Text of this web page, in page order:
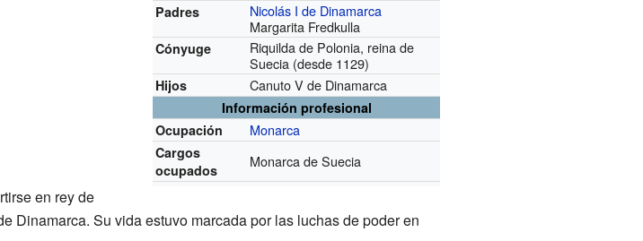
Padres
Nicolás I de Dinamarca
Margarita Fredkulla
Cónyuge
Riquilda de Polonia, reina de
Suecia (desde 1129)
Hijos Canuto V de Dinamarca
Información profesional
Ocupación
Monarca
Cargos
ocupados
Monarca de Suecia
en rey de
Dinamarca. Su vida estuvo marcada por las luchas de poder en